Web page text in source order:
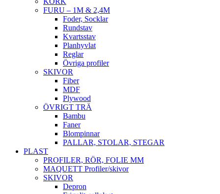
FURU – 1M & 2,4M
Foder, Socklar
Rundstav
Kvartsstav
Planhyvlat
Reglar
Övriga profiler
SKIVOR
Fiber
MDF
Plywood
ÖVRIGT TRÄ
Bambu
Faner
Blompinnar
PALLAR, STOLAR, STEGAR
PLAST
PROFILER, RÖR, FOLIE MM
MAQUETT Profiler/skivor
SKIVOR
Depron